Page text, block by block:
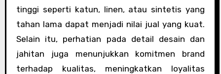
tinggi seperti katun, linen, atau sintetis yang
tahan lama dapat menjadi nilai jual yang kuat.
Selain itu, perhatian pada detail desain dan
jahitan juga menunjukkan komitmen brand
terhadap kualitas, meningkatkan loyalitas